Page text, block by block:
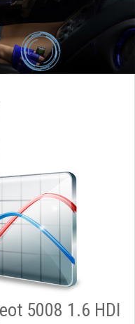
5008 1.6 HDI